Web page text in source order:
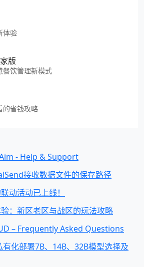
体验
版
餐饮管理新模式
的省钱攻略
- Help & Support
接收数据文件的保存路径
动活动已上线！
：新区老区与战区的玩法攻略
– Frequently Asked Questions
化部署7B、14B、32B模型选择及